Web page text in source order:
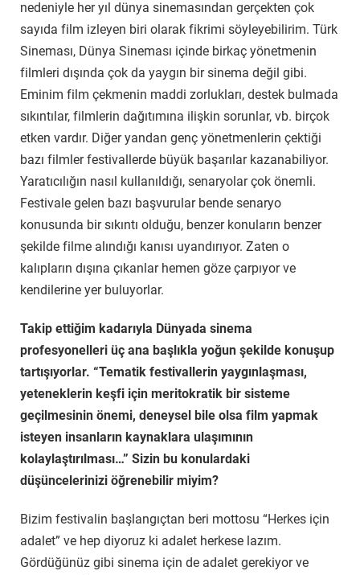
nedeniyle her yıl dünya sinemasından gerçekten çok
sayıda film izleyen biri olarak fikrimi söyleyebilirim. Türk
Sineması, Dünya Sineması içinde birkaç yönetmenin
filmleri dışında çok da yaygın bir sinema değil gibi.
Eminim film çekmenin maddi zorlukları, destek bulmada
sıkıntılar, filmlerin dağıtımına ilişkin sorunlar, vb. birçok
etken vardır. Diğer yandan genç yönetmenlerin çektiği
bazı filmler festivallerde büyük başarılar kazanabiliyor.
Yaratıcılığın nasıl kullanıldığı, senaryolar çok önemli.
Festivale gelen bazı başvurular bende senaryo
konusunda bir sıkıntı olduğu, benzer konuların benzer
şekilde filme alındığı kanısı uyandırıyor. Zaten o
kalıpların dışına çıkanlar hemen göze çarpıyor ve
kendilerine yer buluyorlar.
Takip ettiğim kadarıyla Dünyada sinema
profesyonelleri üç ana başlıkla yoğun şekilde konuşup
tartışıyorlar. “Tematik festivallerin yaygınlaşması,
yeteneklerin keşfi için meritokratik bir sisteme
geçilmesinin önemi, deneysel bile olsa film yapmak
isteyen insanların kaynaklara ulaşımının
kolaylaştırılması…” Sizin bu konulardaki
düşüncelerinizi öğrenebilir miyim?
Bizim festivalin başlangıçtan beri mottosu “Herkes için
adalet” ve hep diyoruz ki adalet herkese lazım.
Gördüğünüz gibi sinema için de adalet gerekiyor ve